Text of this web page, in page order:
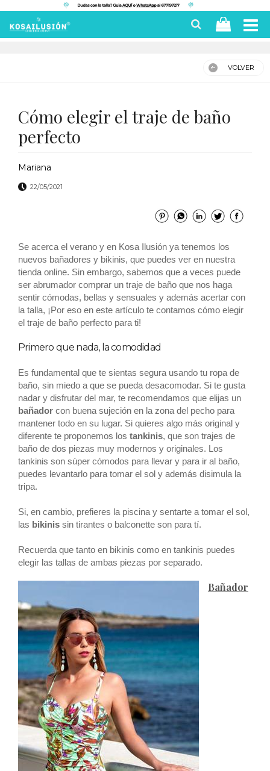
VOLVER
Cómo elegir el traje de baño
perfecto
Mariana
22/05/2021
Se acerca el verano y en Kosa Ilusión ya tenemos los
nuevos bañadores y bikinis, que puedes ver en nuestra
tienda online. Sin embargo, sabemos que a veces puede
ser abrumador comprar un traje de baño que nos haga
sentir cómodas, bellas y sensuales y además acertar con
la talla, ¡Por eso en este artículo te contamos cómo elegir
el traje de baño perfecto para ti!
Primero que nada, la comodidad
Es fundamental que te sientas segura usando tu ropa de
baño, sin miedo a que se pueda desacomodar. Si te gusta
nadar y disfrutar del mar, te recomendamos que elijas un
bañador con buena sujeción en la zona del pecho para
mantener todo en su lugar. Si quieres algo más original y
diferente te proponemos los tankinis, que son trajes de
baño de dos piezas muy modernos y originales. Los
tankinis son súper cómodos para llevar y para ir al baño,
puedes levantarlo para tomar el sol y además disimula la
tripa.
Si, en cambio, prefieres la piscina y sentarte a tomar el sol,
las bikinis sin tirantes o balconette son para tí.
Recuerda que tanto en bikinis como en tankinis puedes
elegir las tallas de ambas piezas por separado.
Bañador